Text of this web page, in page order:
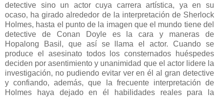
detective sino un actor cuya carrera artística, ya en su
ocaso, ha girado alrededor de la interpretación de Sherlock
Holmes, hasta el punto de la imagen que el mundo tiene del
detective de Conan Doyle es la cara y maneras de
Hopalong Basil, que así se llama el actor. Cuando se
produce el asesinato todos los consternados huéspedes
deciden por asentimiento y unanimidad que el actor lidere la
investigación, no pudiendo evitar ver en él al gran detective
y confiando, además, que la frecuente interpretación de
Holmes haya dejado en él habilidades reales para la